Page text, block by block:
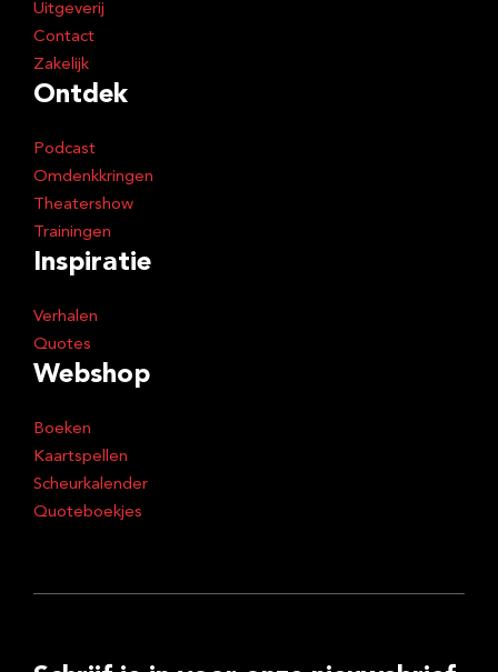
Uitgeverij
Contact
Zakelijk
Ontdek
Podcast
Omdenkkringen
Theatershow
Trainingen
Inspiratie
Verhalen
Quotes
Webshop
Boeken
Kaartspellen
Scheurkalender
Quoteboekjes